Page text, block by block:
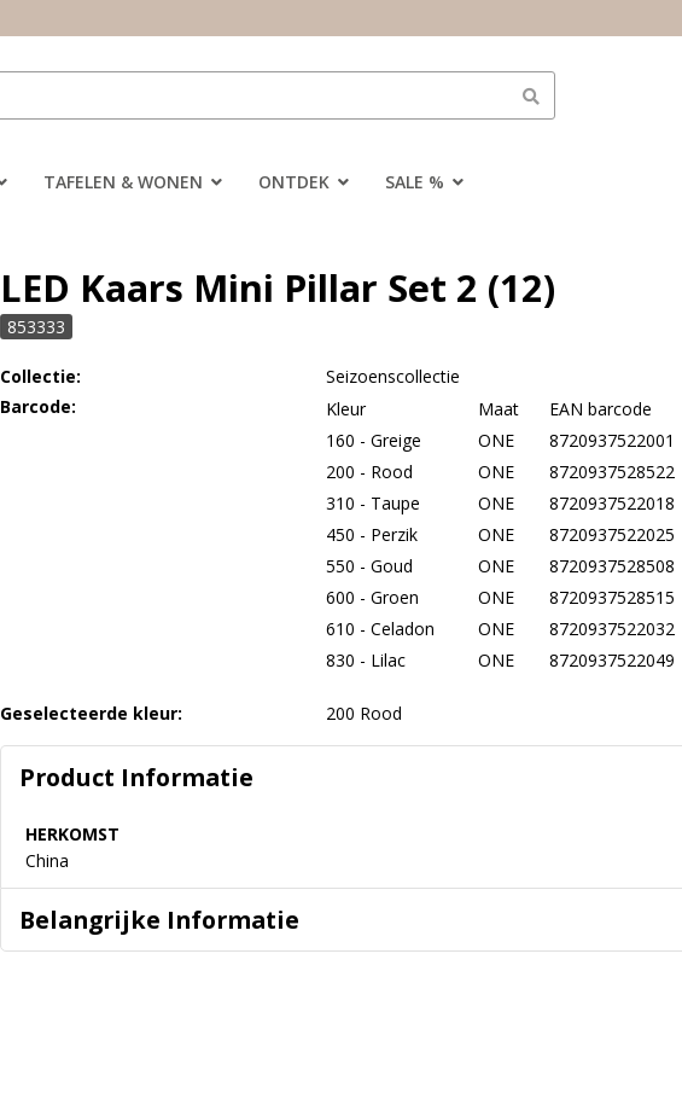
TAFELEN & WONEN ONTDEK SALE %
LED Kaars Mini Pillar Set 2 (12)
853333
Collectie:
Seizoenscollectie
Barcode:
Kleur Maat
EAN barcode
160 - Greige
ONE
8720937522001
200 - Rood
ONE
8720937528522
310 - Taupe
ONE
8720937522018
450 - Perzik
ONE
8720937522025
550 - Goud
ONE
8720937528508
600 - Groen
ONE
8720937528515
610 - Celadon
ONE
8720937522032
830 - Lilac
ONE 8720937522049
Geselecteerde kleur: 200 Rood
Product Informatie
HERKOMST
China
Belangrijke Informatie